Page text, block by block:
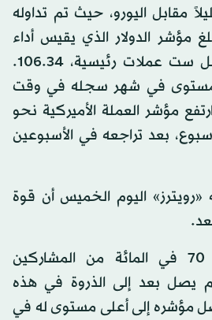
قليلاً مقابل اليورو، حيث تم تداوله
وبلغ مؤشر الدولار الذي يقيس أداء
العملة الأميركية مقابل ست عملات رئيسية، 106.34.
مستوى في شهر سجله في وقت
مؤشر العملة الأميركية نحو
بعد تراجعه في الأسبوعين
«رويترز» اليوم الخميس أن قوة
ووجد الاستطلاع أن 70 في المائة من المشاركين
لم يصل بعد إلى الذروة في هذه
مؤشره إلى أعلى مستوى له في